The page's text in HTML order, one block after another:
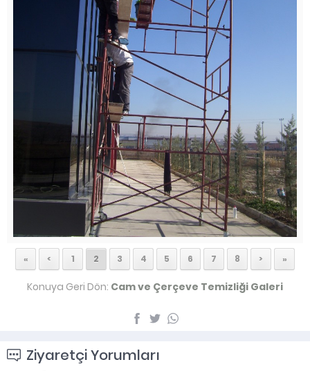
« < 1 2 3 4 5 6 7 8 > »
Konuya Geri Dön: Cam ve Çerçeve Temizliği Galeri
Ziyaretçi Yorumları